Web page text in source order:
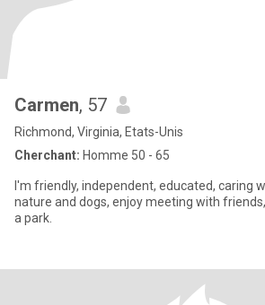
Carmen, 57
Richmond, Virginia, Etats-Unis
Cherchant: Homme 50 - 65
I'm friendly, independent, educated, caring
nature and dogs, enjoy meeting with
a park.